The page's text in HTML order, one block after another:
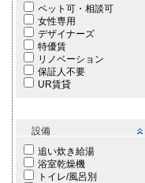
ペット可・相談可
女性専用
デザイナーズ
特優賃
リノベーション
保証人不要
UR賃貸
設備
追い炊き給湯
浴室乾燥機
トイレ/風呂別